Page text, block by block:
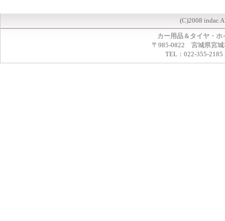
(C)2008 indac
カー用品＆タイヤ・
〒985-0822 宮城県宮城
TEL：022-355-